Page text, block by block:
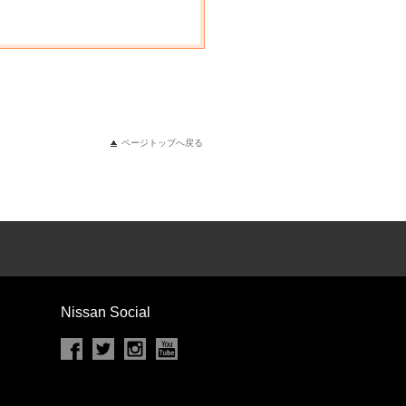
ページトップへ戻る
Nissan Social